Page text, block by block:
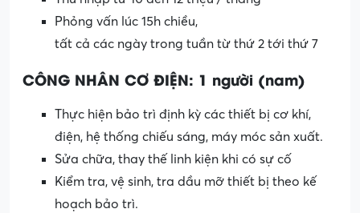
Phỏng vấn lúc 15h chiều,
tất cả các ngày trong tuần từ thứ 2 tới thứ 7
CÔNG NHÂN CƠ ĐIỆN: 1 người (nam)
Thực hiện bảo trì định kỳ các thiết bị cơ khí,
điện, hệ thống chiếu sáng, máy móc sản xuất.
Sửa chữa, thay thế linh kiện khi có sự cố
Kiểm tra, vệ sinh, tra dầu mỡ thiết bị theo kế
hoạch bảo trì.